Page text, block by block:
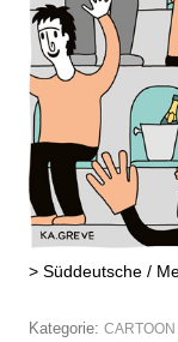
> Süddeutsche /
Kategorie: